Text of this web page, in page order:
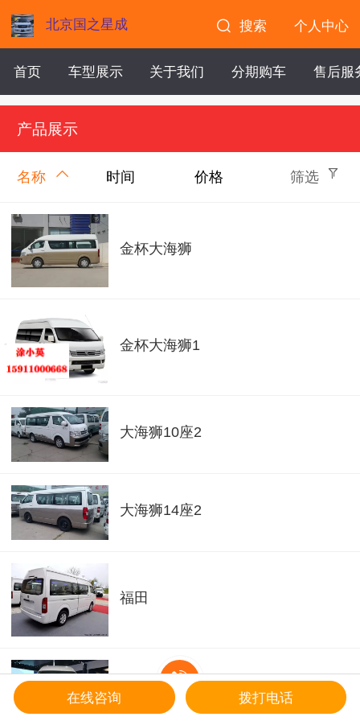
北京国之星成 搜索 个人中心
首页 车型展示 关于我们 分期购车 售后服
产品展示
名称 时间 价格 筛选
金杯大海狮
金杯大海狮1
大海狮10座2
大海狮14座2
福田
福田g7
电话咨询
在线咨询 拨打电话